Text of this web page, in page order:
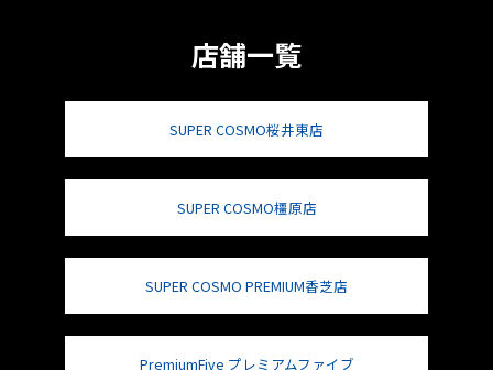
店舗一覧
SUPER COSMO桜井東店
SUPER COSMO橿原店
SUPER COSMO PREMIUM香芝店
PremiumFive プレミアムファイブ